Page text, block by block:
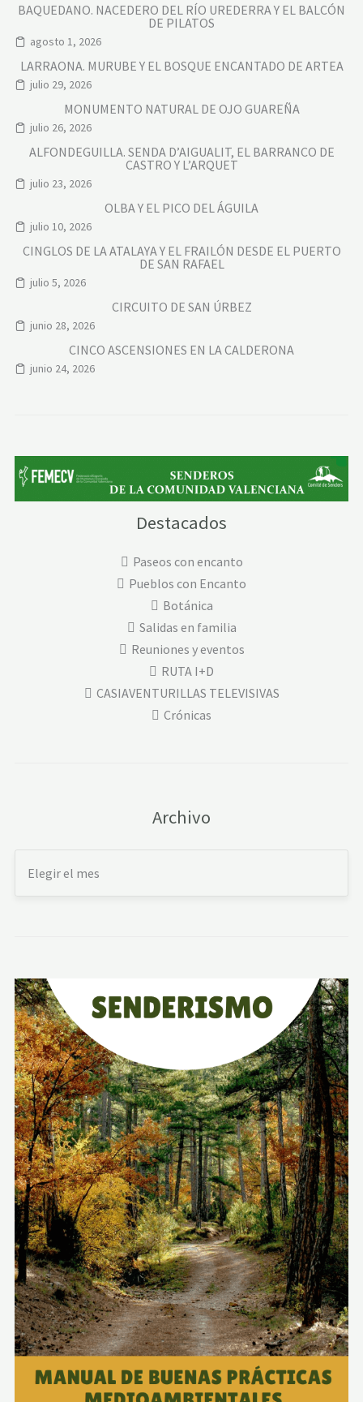
BAQUEDANO. NACEDERO DEL RÍO UREDERRA Y EL BALCÓN
DE PILATOS
agosto 1, 2026
LARRAONA. MURUBE Y EL BOSQUE ENCANTADO DE ARTEA
julio 29, 2026
MONUMENTO NATURAL DE OJO GUAREÑA
julio 26, 2026
ALFONDEGUILLA. SENDA D’AIGUALIT, EL BARRANCO DE
CASTRO Y L’ARQUET
julio 23, 2026
OLBA Y EL PICO DEL ÁGUILA
julio 10, 2026
CINGLOS DE LA ATALAYA Y EL FRAILÓN DESDE EL PUERTO
DE SAN RAFAEL
julio 5, 2026
CIRCUITO DE SAN ÚRBEZ
junio 28, 2026
CINCO ASCENSIONES EN LA CALDERONA
junio 24, 2026
Destacados
Paseos con encanto
Pueblos con Encanto
Botánica
Salidas en familia
Reuniones y eventos
RUTA I+D
CASIAVENTURILLAS TELEVISIVAS
Crónicas
Archivo